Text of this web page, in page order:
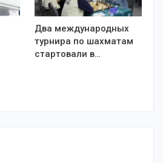
Два международных
турнира по шахматам
стартовали в…